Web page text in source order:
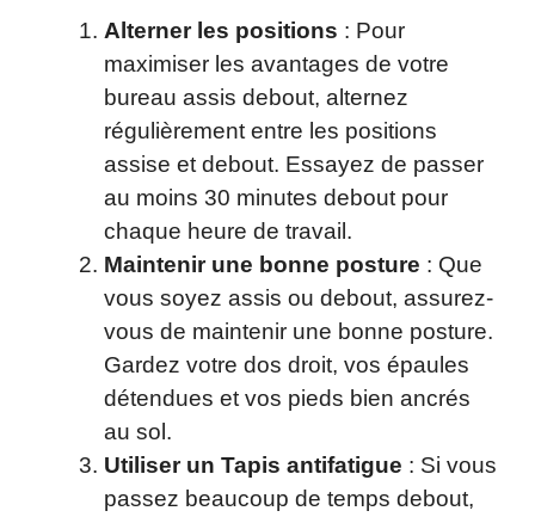
Alterner les positions : Pour
maximiser les avantages de votre
bureau assis debout, alternez
régulièrement entre les positions
assise et debout. Essayez de passer
au moins 30 minutes debout pour
chaque heure de travail.
Maintenir une bonne posture : Que
vous soyez assis ou debout, assurez-
vous de maintenir une bonne posture.
Gardez votre dos droit, vos épaules
détendues et vos pieds bien ancrés
au sol.
Utiliser un Tapis antifatigue : Si vous
passez beaucoup de temps debout,